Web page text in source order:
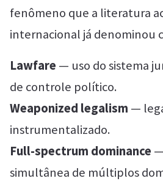
fenômeno que a literatura
internacional já denominou
Lawfare — uso do sistema
de controle político.
Weaponized legalism —
instrumentalizado.
Full-spectrum dominance
simultânea de múltiplos